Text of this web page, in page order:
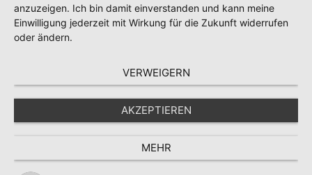
anzuzeigen. Ich bin damit einverstanden und kann meine
Einwilligung jederzeit mit Wirkung für die Zukunft widerrufen
oder ändern.
VERWEIGERN
AKZEPTIEREN
MEHR